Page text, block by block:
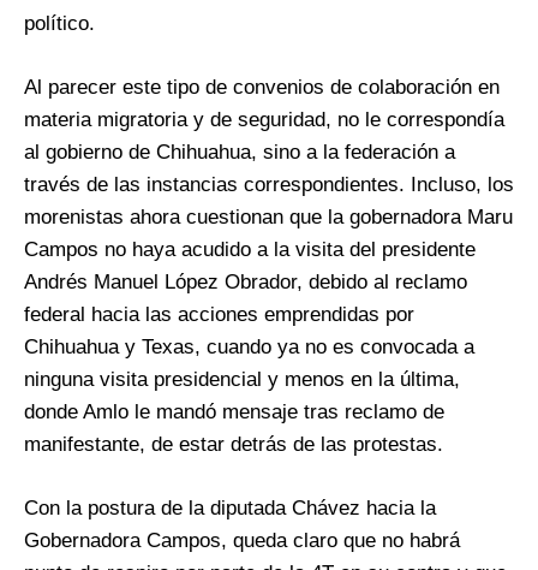
político.
Al parecer este tipo de convenios de colaboración en
materia migratoria y de seguridad, no le correspondía
al gobierno de Chihuahua, sino a la federación a
través de las instancias correspondientes. Incluso, los
morenistas ahora cuestionan que la gobernadora Maru
Campos no haya acudido a la visita del presidente
Andrés Manuel López Obrador, debido al reclamo
federal hacia las acciones emprendidas por
Chihuahua y Texas, cuando ya no es convocada a
ninguna visita presidencial y menos en la última,
donde Amlo le mandó mensaje tras reclamo de
manifestante, de estar detrás de las protestas.
Con la postura de la diputada Chávez hacia la
Gobernadora Campos, queda claro que no habrá